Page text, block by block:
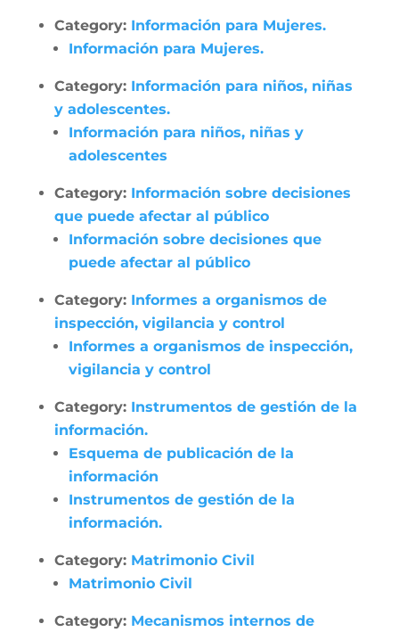
Category: Información para Mujeres.
Información para Mujeres.
Category: Información para niños, niñas
y adolescentes.
Información para niños, niñas y
adolescentes
Category: Información sobre decisiones
que puede afectar al público
Información sobre decisiones que
puede afectar al público
Category: Informes a organismos de
inspección, vigilancia y control
Informes a organismos de inspección,
vigilancia y control
Category: Instrumentos de gestión de la
información.
Esquema de publicación de la
información
Instrumentos de gestión de la
información.
Category: Matrimonio Civil
Matrimonio Civil
Category: Mecanismos internos de